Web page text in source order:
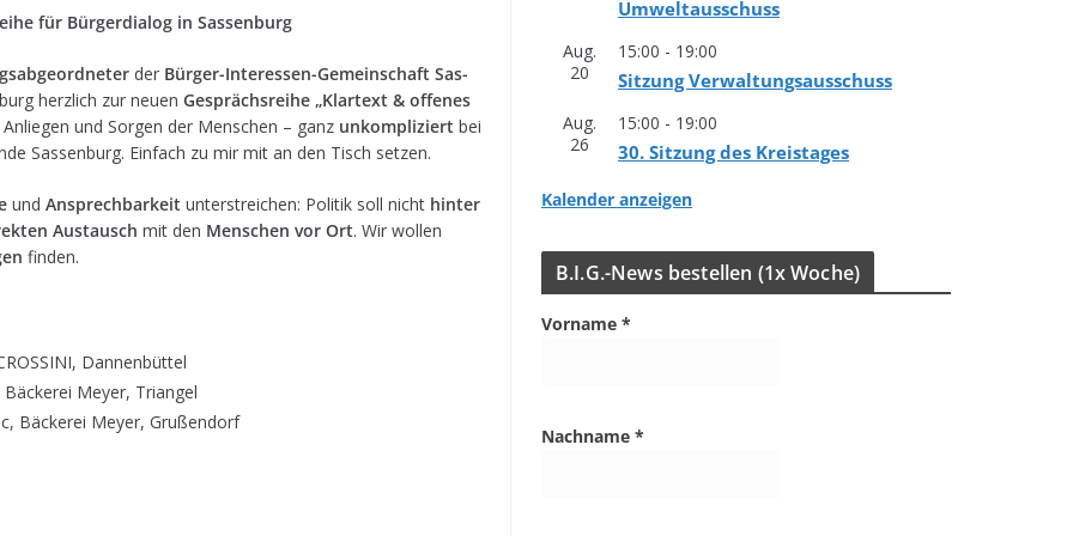
für Bür­ger­dia­log in Sassenburg
der Bür­ger-Inter­es­sen-Gemein­schaft Sas­
herz­lich zur neuen Gesprächs­reihe „Klar­text & offe­nes
und Sor­gen der Men­schen – ganz unkom­pli­ziert bei
Sas­sen­burg. Ein­fach zu mir mit an den Tisch setzen.
und Ansprech­bar­keit unter­strei­chen: Poli­tik soll nicht hin­ter
Aus­tausch mit den Men­schen vor Ort. Wir wol­len
finden.
Dannenbüttel
Meyer, Triangel
Bäcke­rei Meyer, Grußendorf
Umweltausschuss
Aug.
20
15:00 - 19:00
Sit­zung Verwaltungsausschuss
Aug.
26
15:00 - 19:00
30. Sit­zung des Kreistages
Kalender anzeigen
B.I.G.-News bestel­len (1x Woche)
Vorname *
Nachname *